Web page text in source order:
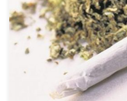
Düsseldorf odgrywa właśnie
pionierską rolę jeśli chodzi o
Zadecydowała tak niemiecka
się coraz bardziej